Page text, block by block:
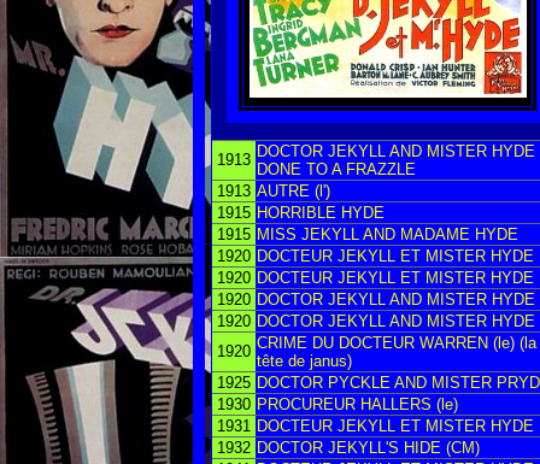
1913 DOCTOR JEKYLL AND MISTER HYDE
DONE TO A FRAZZLE
1913 AUTRE (l')
1915 HORRIBLE HYDE
1915 MISS JEKYLL AND MADAME HYDE
1920 DOCTEUR JEKYLL ET MISTER HYDE
1920 DOCTEUR JEKYLL ET MISTER HYDE
1920 DOCTOR JEKYLL AND MISTER HYDE
1920 DOCTOR JEKYLL AND MISTER HYDE
1920 CRIME DU DOCTEUR WARREN (le) (la
tête de janus)
1925 DOCTOR PYCKLE AND MISTER
1930 PROCUREUR HALLERS (le)
1931 DOCTEUR JEKYLL ET MISTER HYDE
1932 DOCTOR JEKYLL'S HIDE (CM)